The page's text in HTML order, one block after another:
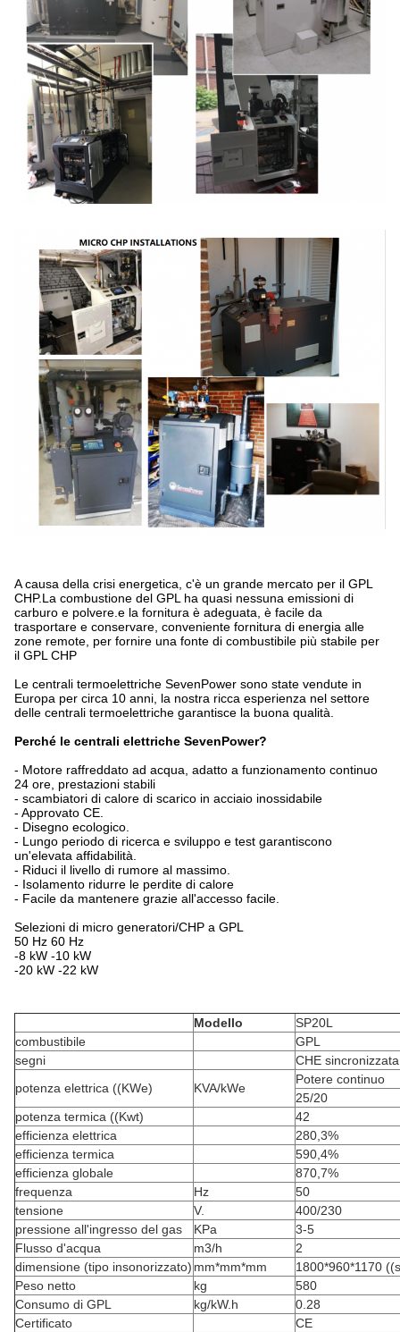
A causa della crisi energetica, c'è un grande mercato per il GPL
CHP.La combustione del GPL ha quasi nessuna emissioni di
carburo e polvere.e la fornitura è adeguata, è facile da
trasportare e conservare, conveniente fornitura di energia alle
zone remote, per fornire una fonte di combustibile più stabile per
il GPL CHP
Le centrali termoelettriche SevenPower sono state vendute in
Europa per circa 10 anni, la nostra ricca esperienza nel settore
delle centrali termoelettriche garantisce la buona qualità.
Perché le centrali elettriche SevenPower?
- Motore raffreddato ad acqua, adatto a funzionamento continuo
24 ore, prestazioni stabili
- scambiatori di calore di scarico in acciaio inossidabile
- Approvato CE.
- Disegno ecologico.
- Lungo periodo di ricerca e sviluppo e test garantiscono
un'elevata affidabilità.
- Riduci il livello di rumore al massimo.
- Isolamento ridurre le perdite di calore
- Facile da mantenere grazie all'accesso facile.
Selezioni di micro generatori/CHP a GPL
50 Hz 60 Hz
-8 kW -10 kW
-20 kW -22 kW
Modello
SP20L
combustibile
GPL
segni
CHE sincronizzata
potenza elettrica ((KWe)
KVA/kWe
Potere continuo
25/20
potenza termica ((Kwt)
42
efficienza elettrica
280,3%
efficienza termica
590,4%
efficienza globale
870,7%
frequenza
Hz
50
tensione
V.
400/230
pressione all'ingresso del gas
KPa
3-5
Flusso d'acqua
m3/h
2
dimensione (tipo insonorizzato) mm*mm*mm
1800*960*1170
Peso netto
kg
580
Consumo di GPL
kg/kW.h
0.28
Certificato
CE